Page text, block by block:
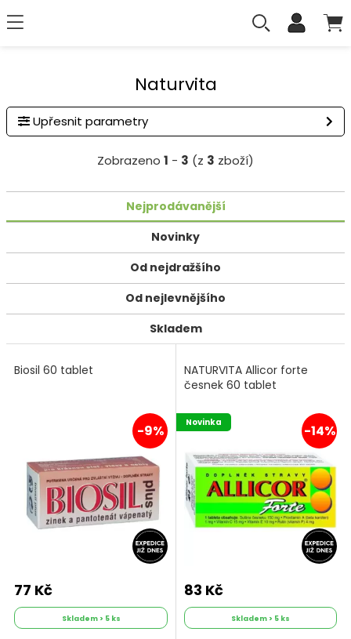
Naturvita
Upřesnit parametry
Zobrazeno 1 - 3 (z 3 zboží)
Nejprodávanější
Novinky
Od nejdražšího
Od nejlevnějšího
Skladem
Biosil 60 tablet
-9%
77 Kč
Skladem > 5 ks
NATURVITA Allicor forte
česnek 60 tablet
-14%
Novinka
83 Kč
Skladem > 5 ks